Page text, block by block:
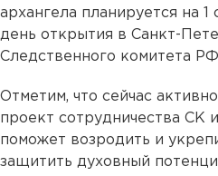
архангела планируется на 1
день открытия в Санкт-
Следственного комитета
Отметим, что сейчас
проект сотрудничества СК
поможет возродить и
защитить духовный